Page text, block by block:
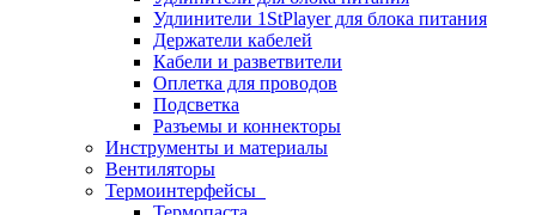
Удлинители 1StPlayer для блока питания
Держатели кабелей
Кабели и разветвители
Оплетка для проводов
Подсветка
Разъемы и коннекторы
Инструменты и материалы
Вентиляторы
Термоинтерфейсы